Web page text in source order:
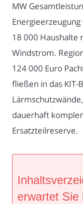
MW
18 000 Haushalte
Windstrom.
124 000 Euro
fließen in das KIT-
dauerhaft
Ersatzteilreserve.
erwartet Sie